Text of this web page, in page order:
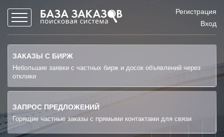
Регистрация
Вход
ЗАКАЗЫ С БИРЖ
Небольшие заявки с частных бирж и досок объявлений через
отклики
ЗАПРОС ПРЕДЛОЖЕНИЙ
Горящие частные заказы с прямыми контактами для связи